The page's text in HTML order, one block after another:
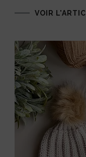
VOIR